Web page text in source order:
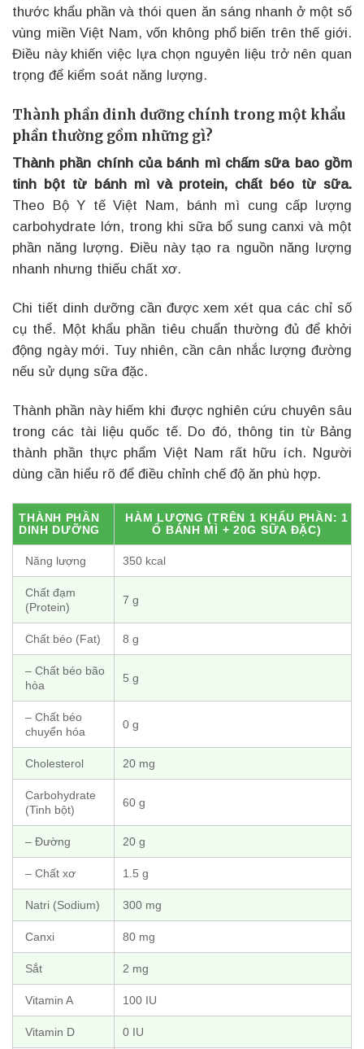
thước khẩu phần và thói quen ăn sáng nhanh ở một số
vùng miền Việt Nam, vốn không phổ biến trên thế giới.
Điều này khiến việc lựa chọn nguyên liệu trở nên quan
trọng để kiểm soát năng lượng.
Thành phần dinh dưỡng chính trong một khẩu
phần thường gồm những gì?
Thành phần chính của bánh mì chấm sữa bao gồm
tinh bột từ bánh mì và protein, chất béo từ sữa.
Theo Bộ Y tế Việt Nam, bánh mì cung cấp lượng
carbohydrate lớn, trong khi sữa bổ sung canxi và một
phần năng lượng. Điều này tạo ra nguồn năng lượng
nhanh nhưng thiếu chất xơ.
Chi tiết dinh dưỡng cần được xem xét qua các chỉ số
cụ thể. Một khẩu phần tiêu chuẩn thường đủ để khởi
động ngày mới. Tuy nhiên, cần cân nhắc lượng đường
nếu sử dụng sữa đặc.
Thành phần này hiếm khi được nghiên cứu chuyên sâu
trong các tài liệu quốc tế. Do đó, thông tin từ Bảng
thành phần thực phẩm Việt Nam rất hữu ích. Người
dùng cần hiểu rõ để điều chỉnh chế độ ăn phù hợp.
THÀNH PHẦN
DINH DƯỠNG
HÀM LƯỢNG (TRÊN 1 KHẨU PHẦN: 1
Ổ BÁNH MÌ + 20G SỮA ĐẶC)
Năng lượng 350 kcal
Chất đạm
(Protein)
7 g
Chất béo (Fat) 8 g
– Chất béo bão
hòa
5 g
– Chất béo
chuyển hóa
0 g
Cholesterol 20 mg
Carbohydrate
(Tinh bột)
60 g
– Đường 20 g
– Chất xơ 1.5 g
Natri (Sodium) 300 mg
Canxi 80 mg
Sắt 2 mg
Vitamin A 100 IU
Vitamin D 0 IU